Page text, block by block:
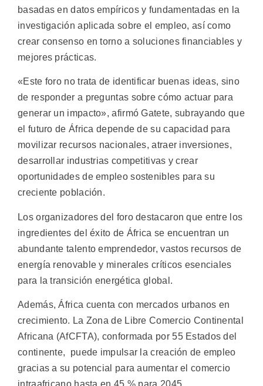
basadas en datos empíricos y fundamentadas en la
investigación aplicada sobre el empleo, así como
crear consenso en torno a soluciones financiables y
mejores prácticas.
«Este foro no trata de identificar buenas ideas, sino
de responder a preguntas sobre cómo actuar para
generar un impacto», afirmó Gatete, subrayando que
el futuro de África depende de su capacidad para
movilizar recursos nacionales, atraer inversiones,
desarrollar industrias competitivas y crear
oportunidades de empleo sostenibles para su
creciente población.
Los organizadores del foro destacaron que entre los
ingredientes del éxito de África se encuentran un
abundante talento emprendedor, vastos recursos de
energía renovable y minerales críticos esenciales
para la transición energética global.
Además, África cuenta con mercados urbanos en
crecimiento. La Zona de Libre Comercio Continental
Africana (AfCFTA), conformada por 55 Estados del
continente, puede impulsar la creación de empleo
gracias a su potencial para aumentar el comercio
intraafricano hasta en 45 % para 2045.